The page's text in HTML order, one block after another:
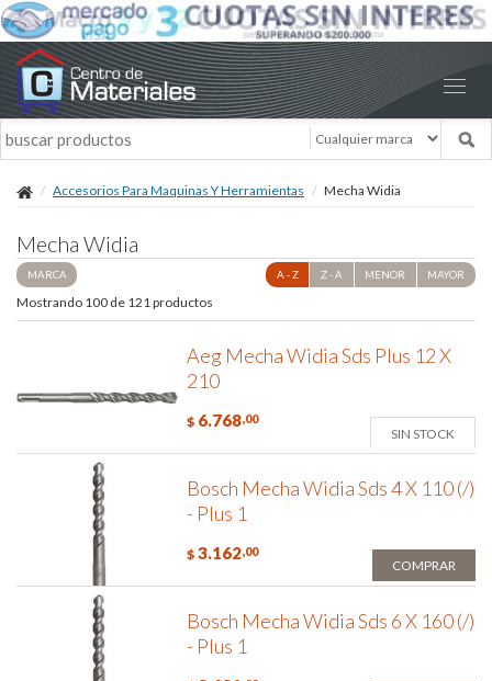
Accesorios Para Maquinas Y Herramientas Mecha Widia
Mecha Widia
MARCA A - Z Z - A MENOR MAYOR
Mostrando 100 de 121 productos
Aeg Mecha Widia Sds Plus 12 X
210
$ 6.768,00
SIN STOCK
Bosch Mecha Widia Sds 4 X 110 (/)
- Plus 1
$ 3.162,00
COMPRAR
Bosch Mecha Widia Sds 6 X 160 (/)
- Plus 1